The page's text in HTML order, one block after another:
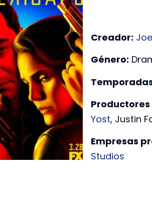
Creador:
Género:
Yost, Justin
Empresas
Studios